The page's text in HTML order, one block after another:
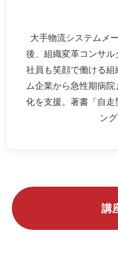
大手物流システムメ
後、組織変革コンサ
社員も笑顔で働ける
ム企業から急性期病
化を支援。著書「自
ン
講